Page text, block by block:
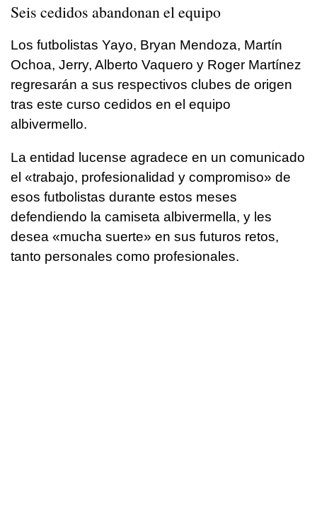
Seis cedidos abandonan el equipo
Los futbolistas Yayo, Bryan Mendoza, Martín
Ochoa, Jerry, Alberto Vaquero y Roger Martínez
regresarán a sus respectivos clubes de origen
tras este curso cedidos en el equipo
albivermello.
La entidad lucense agradece en un comunicado
el «trabajo, profesionalidad y compromiso» de
esos futbolistas durante estos meses
defendiendo la camiseta albivermella, y les
desea «mucha suerte» en sus futuros retos,
tanto personales como profesionales.